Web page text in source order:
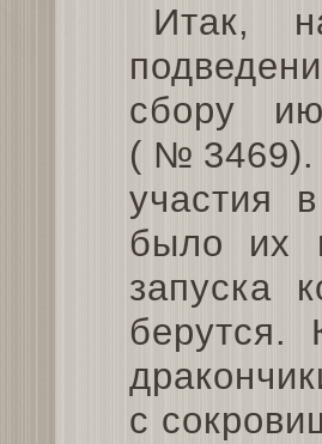
Итак,
сбору
(№3469).
участия
было их
запуска
берутся.
с